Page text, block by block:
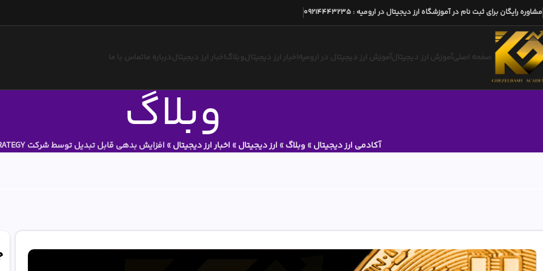
مشاوره رایگان برای ثبت نام در آموزشگاه ارز دیجیتال در ارومیه :
09214443235
صفحه اصلیآموزش ارز دیجیتالآموزش ارز دیجیتال در ارومیه اخبار ارز دیجیتالوبلاگ اخبار ارز دیجیتالدرباره ماتماس با ما
وبلاگ آکادمی ارز دیجیتال» وبلاگ» ارز دیجیتال» اخبار ارز دیجیتال» افزایش بدهی قابل تبدیل توسط شرکت MICROSTRATEGY